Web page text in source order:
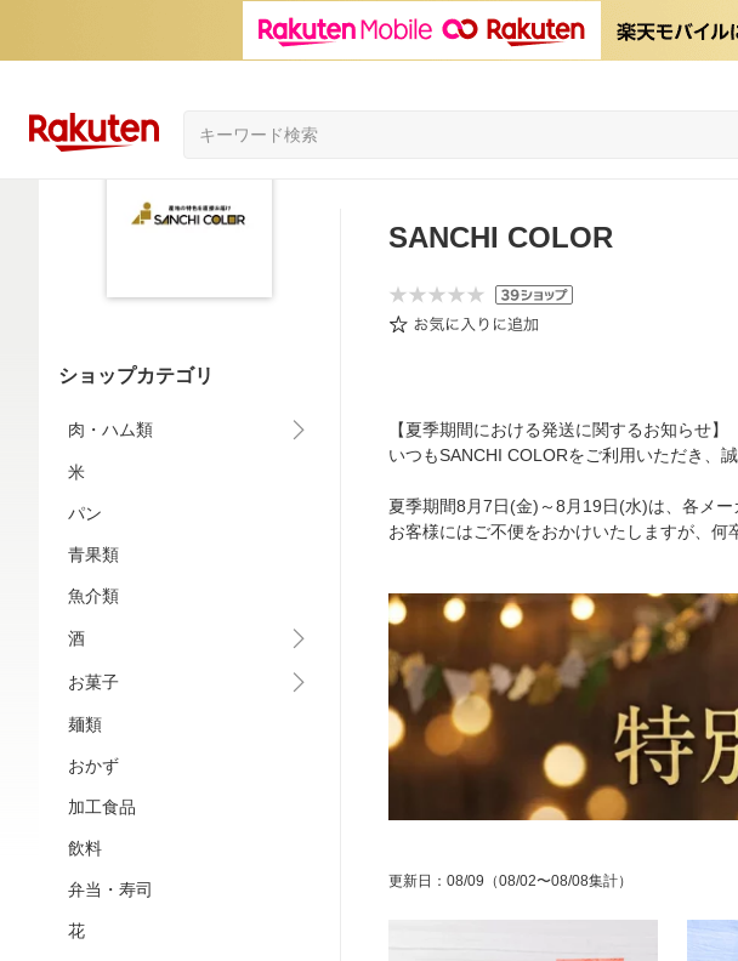
ショップカテゴリ
肉・ハム類
米
パン
青果類
魚介類
酒
お菓子
麺類
おかず
加工食品
飲料
弁当・寿司
花
SANCHI COLOR
【夏季期間における発送に関するお知らせ】
いつもSANCHI COLORをご利用いただき、
夏季期間8月7日(金)～8月19日(水)は、各メ
お客様にはご不便をおかけいたしますが、何
更新日 ： 08/09 （08/02〜08/08集計）